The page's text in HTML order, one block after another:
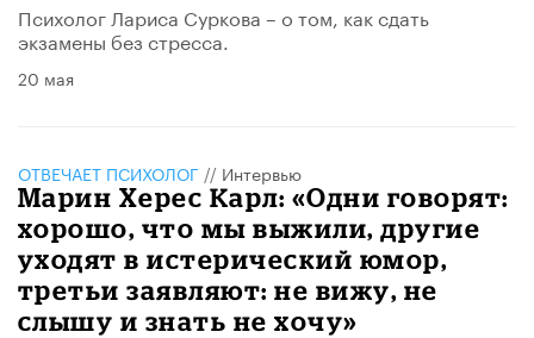
Психолог Лариса Суркова – о том, как сдать
экзамены без стресса.
20 мая
ОТВЕЧАЕТ ПСИХОЛОГ // Интервью
Марин Херес Карл: «Одни говорят:
хорошо, что мы выжили, другие
уходят в истерический юмор,
третьи заявляют: не вижу, не
слышу и знать не хочу»